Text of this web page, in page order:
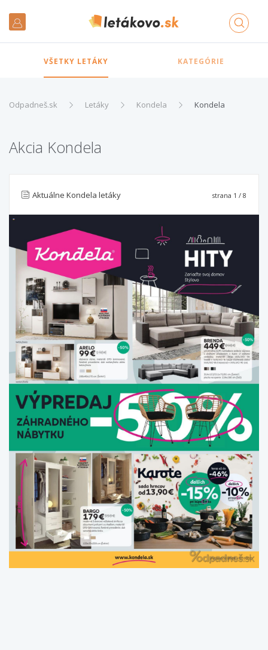
VŠETKY LETÁKY KATEGÓRIE
Odpadneš.sk Letáky Kondela Kondela
Akcia Kondela
Aktuálne Kondela letáky strana 1 / 8